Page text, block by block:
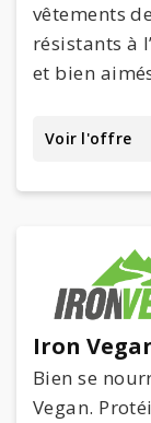
vêtements
résistants à
et bien
Voir l'offre
Iron
Bien se
Vegan.